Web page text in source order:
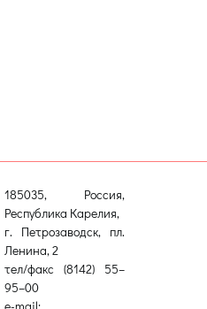
185035, Россия,
Республика Карелия,
г. Петрозаводск, пл.
Ленина, 2
тел/факс (8142) 55–
95–00